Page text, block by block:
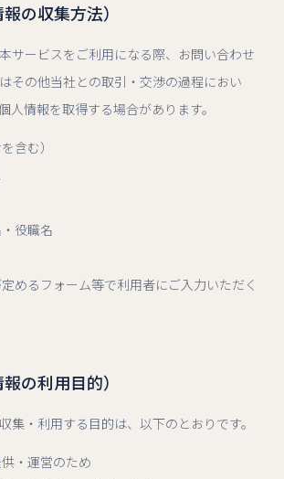
の収集方法）
サービスをご利用になる際、お問い合わせ
その他当社との取引・交渉の過程におい
人情報を取得する場合があります。
含む）
役職名
めるフォーム等で利用者にご入力いただく
の利用目的）
集・利用する目的は、以下のとおりです。
・運営のため